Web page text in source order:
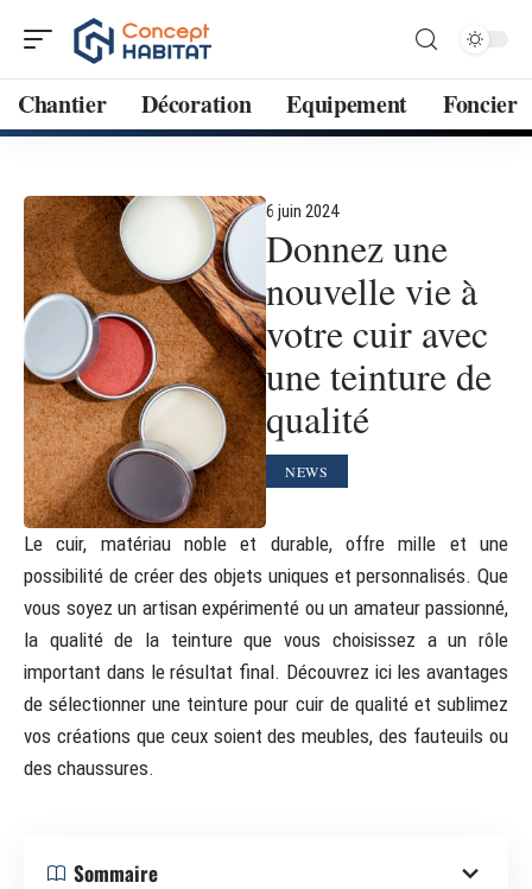
Chantier Décoration Equipement Foncier
6 juin 2024
Donnez une
nouvelle vie à
votre cuir avec
une teinture de
qualité
NEWS
Le cuir, matériau noble et durable, offre mille et une
possibilité de créer des objets uniques et personnalisés. Que
vous soyez un artisan expérimenté ou un amateur passionné,
la qualité de la teinture que vous choisissez a un rôle
important dans le résultat final. Découvrez ici les avantages
de sélectionner une teinture pour cuir de qualité et sublimez
vos créations que ceux soient des meubles, des fauteuils ou
des chaussures.
Sommaire